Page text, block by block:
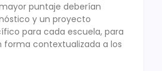
puntaje deberían
y un proyecto
para cada escuela, para
forma contextualizada a los